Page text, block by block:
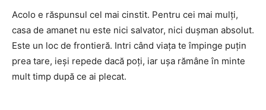
Acolo e răspunsul cel mai cinstit. Pentru cei mai mulți,
casa de amanet nu este nici salvator, nici dușman absolut.
Este un loc de frontieră. Intri când viața te împinge puțin
prea tare, ieși repede dacă poți, iar ușa rămâne în minte
mult timp după ce ai plecat.